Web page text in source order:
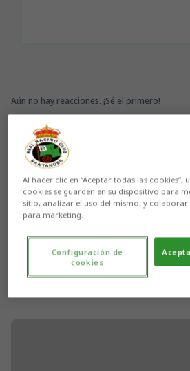
Aún no hay reacciones. ¡Sé el primero!
Al hacer clic en “Aceptar todas las cookies”,
cookies se guarden en su dispositivo para
sitio, analizar el uso del mismo, y colaborar
para marketing.
Configuración de
cookies